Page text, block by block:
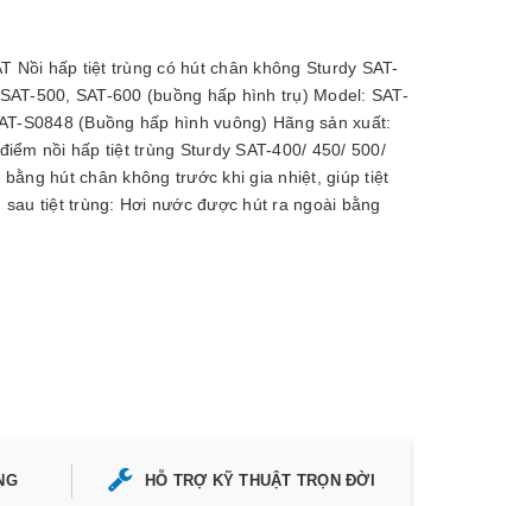
Nồi hấp tiệt trùng có hút chân không Sturdy SAT-
500, SAT-600 (buồng hấp hình trụ) Model: SAT-
S0848 (Buồng hấp hình vuông) Hãng sản xuất:
nồi hấp tiệt trùng Sturdy SAT-400/ 450/ 500/
hút chân không trước khi gia nhiệt, giúp tiệt
tiệt trùng: Hơi nước được hút ra ngoài bằng
HỖ TRỢ KỸ THUẬT TRỌN ĐỜI